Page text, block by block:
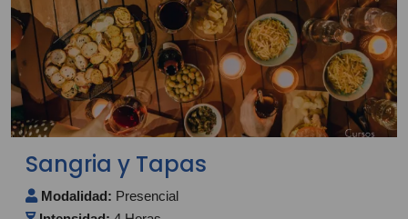
Sangria y Tapas
Modalidad: Presencial